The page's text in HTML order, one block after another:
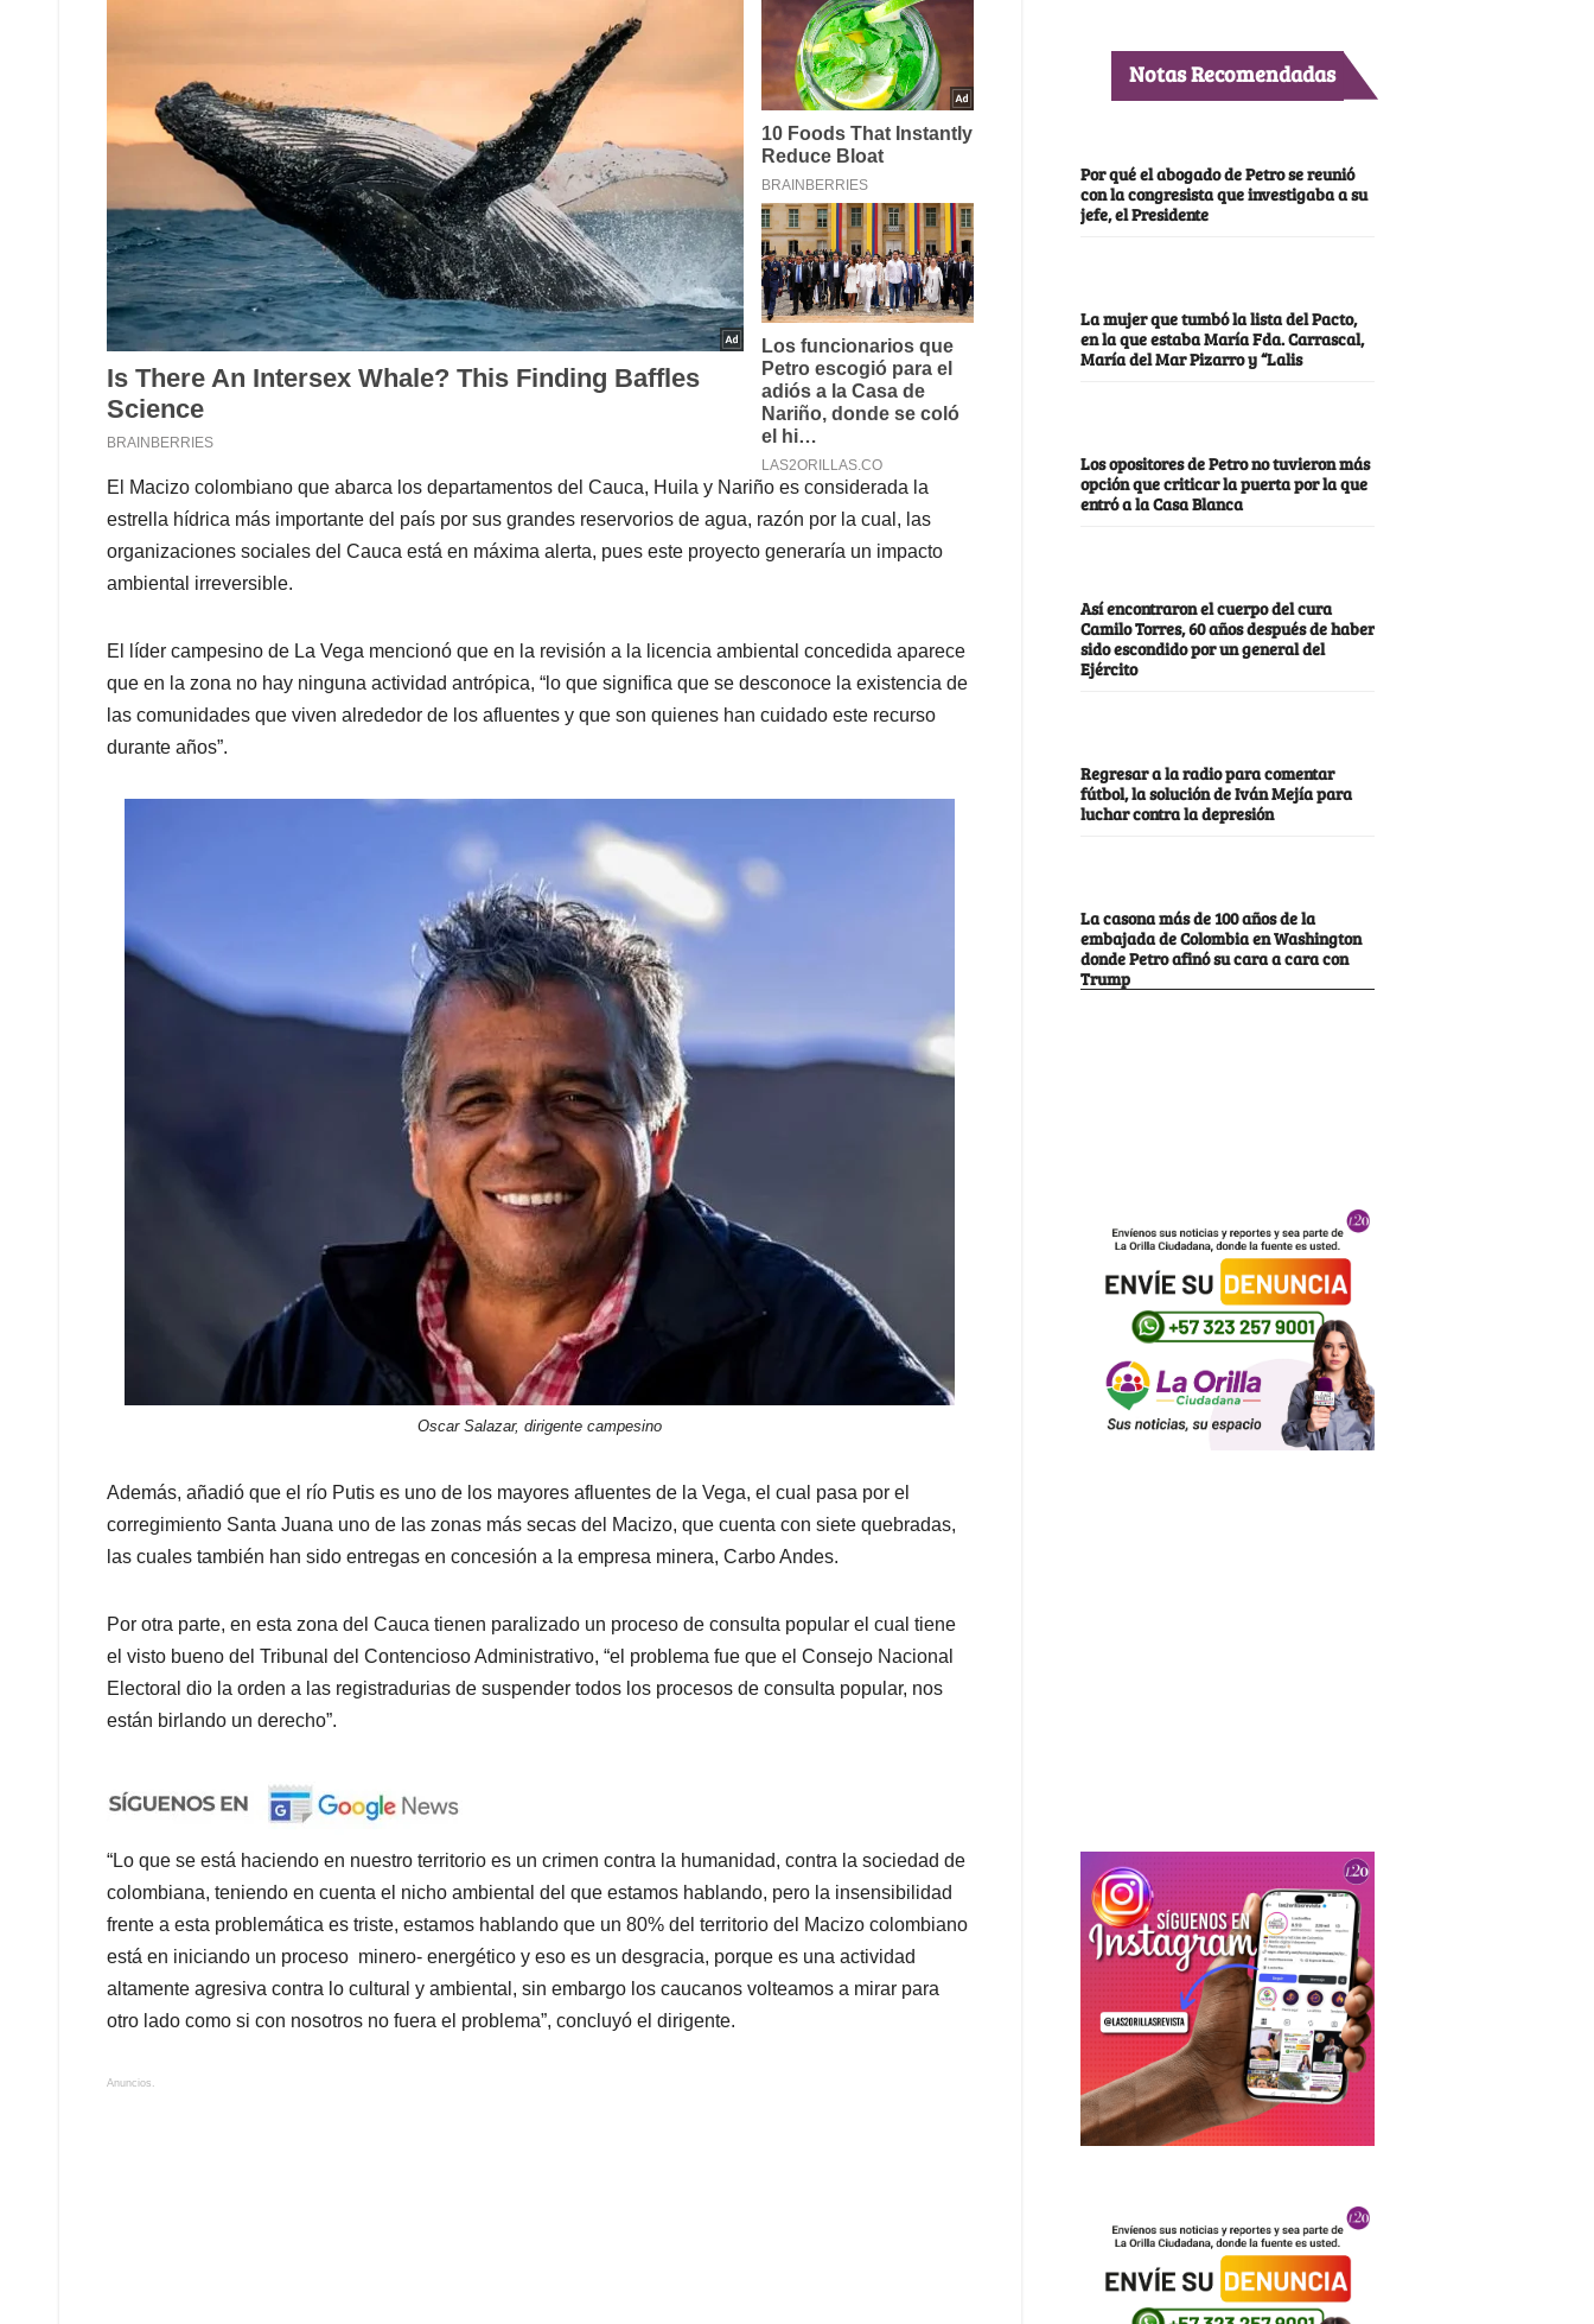
El Macizo colombiano que abarca los departamentos del Cauca, Huila y Nariño es considerada la
estrella hídrica más importante del país por sus grandes reservorios de agua, razón por la cual, las
organizaciones sociales del Cauca está en máxima alerta, pues este proyecto generaría un impacto
ambiental irreversible.
El líder campesino de La Vega mencionó que en la revisión a la licencia ambiental concedida aparece
que en la zona no hay ninguna actividad antrópica, “lo que significa que se desconoce la existencia de
las comunidades que viven alrededor de los afluentes y que son quienes han cuidado este recurso
durante años”.
Oscar Salazar, dirigente campesino
Además, añadió que el río Putis es uno de los mayores afluentes de la Vega, el cual pasa por el
corregimiento Santa Juana uno de las zonas más secas del Macizo, que cuenta con siete quebradas,
las cuales también han sido entregas en concesión a la empresa minera, Carbo Andes.
Por otra parte, en esta zona del Cauca tienen paralizado un proceso de consulta popular el cual tiene
el visto bueno del Tribunal del Contencioso Administrativo, “el problema fue que el Consejo Nacional
Electoral dio la orden a las registradurias de suspender todos los procesos de consulta popular, nos
están birlando un derecho”.
“Lo que se está haciendo en nuestro territorio es un crimen contra la humanidad, contra la sociedad de
colombiana, teniendo en cuenta el nicho ambiental del que estamos hablando, pero la insensibilidad
frente a esta problemática es triste, estamos hablando que un 80% del territorio del Macizo colombiano
está en iniciando un proceso minero- energético y eso es un desgracia, porque es una actividad
altamente agresiva contra lo cultural y ambiental, sin embargo los caucanos volteamos a mirar para
otro lado como si con nosotros no fuera el problema”, concluyó el dirigente.
Anuncios.
Notas Recomendadas
Por qué el abogado de Petro se reunió
con la congresista que investigaba a su
jefe, el Presidente
La mujer que tumbó la lista del Pacto,
en la que estaba María Fda. Carrascal,
María del Mar Pizarro y “Lalis
Los opositores de Petro no tuvieron más
opción que criticar la puerta por la que
entró a la Casa Blanca
Así encontraron el cuerpo del cura
Camilo Torres, 60 años después de haber
sido escondido por un general del
Ejército
Regresar a la radio para comentar
fútbol, la solución de Iván Mejía para
luchar contra la depresión
La casona más de 100 años de la
embajada de Colombia en Washington
donde Petro afinó su cara a cara con
Trump